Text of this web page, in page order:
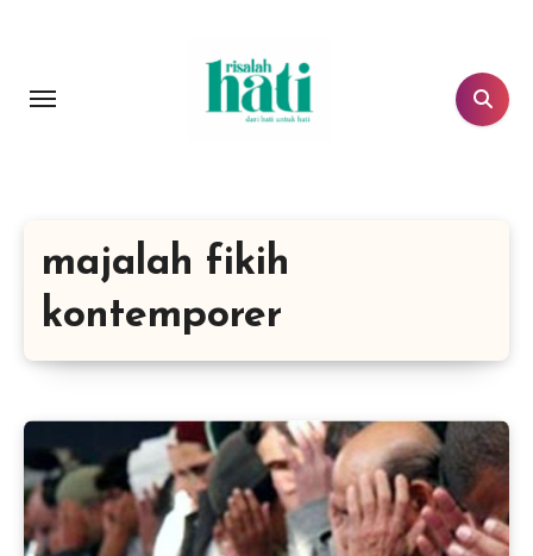
majalah fikih
kontemporer